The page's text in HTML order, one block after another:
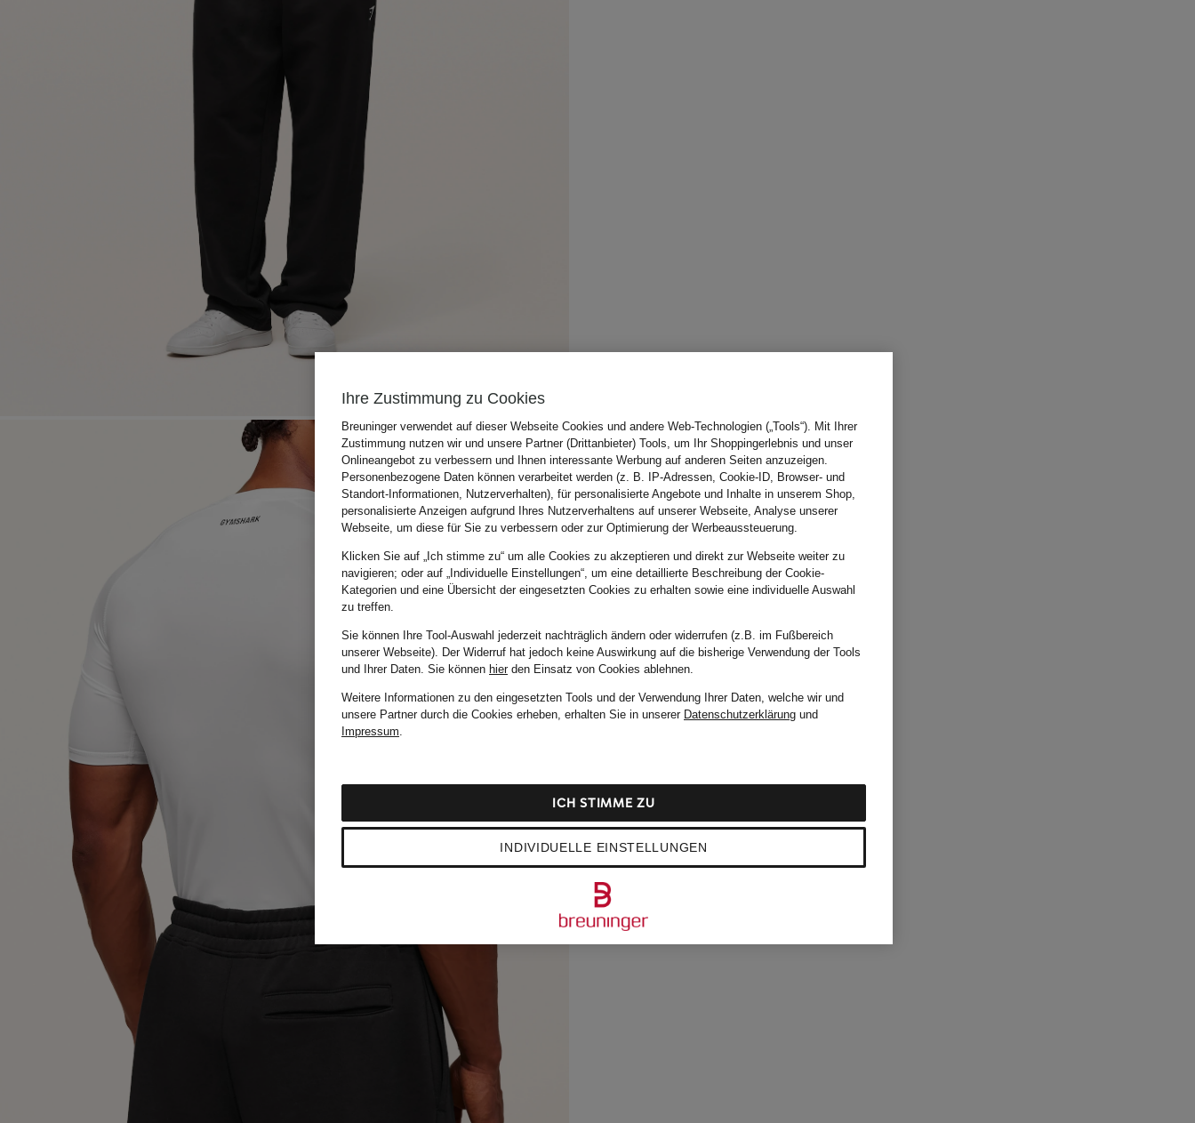
Ihre Zustimmung zu Cookies
Breuninger verwendet auf dieser Webseite Cookies und andere Web-Technologien („Tools“). Mit Ihrer
Zustimmung nutzen wir und unsere Partner (Drittanbieter) Tools, um Ihr Shoppingerlebnis und unser
Onlineangebot zu verbessern und Ihnen interessante Werbung auf anderen Seiten anzuzeigen.
Personenbezogene Daten können verarbeitet werden (z. B. IP-Adressen, Cookie-ID, Browser- und
Standort-Informationen, Nutzerverhalten), für personalisierte Angebote und Inhalte in unserem Shop,
personalisierte Anzeigen aufgrund Ihres Nutzerverhaltens auf unserer Webseite, Analyse unserer
Webseite, um diese für Sie zu verbessern oder zur Optimierung der Werbeaussteuerung.
Klicken Sie auf „Ich stimme zu“ um alle Cookies zu akzeptieren und direkt zur Webseite weiter zu
navigieren; oder auf „Individuelle Einstellungen“, um eine detaillierte Beschreibung der Cookie-
Kategorien und eine Übersicht der eingesetzten Cookies zu erhalten sowie eine individuelle Auswahl
zu treffen.
Sie können Ihre Tool-Auswahl jederzeit nachträglich ändern oder widerrufen (z.B. im Fußbereich
unserer Webseite). Der Widerruf hat jedoch keine Auswirkung auf die bisherige Verwendung der Tools
und Ihrer Daten. Sie können hierden Einsatz von Cookies ablehnen.
Weitere Informationen zu den eingesetzten Tools und der Verwendung Ihrer Daten, welche wir und
unsere Partner durch die Cookies erheben, erhalten Sie in unserer Datenschutzerklärung und
Impressum.
INDIVIDUELLE EINSTELLUNGEN
ICH STIMME ZU